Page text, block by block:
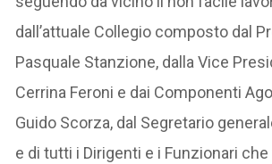
dall’attuale Collegio composto dal
Pasquale Stanzione, dalla Vice
Cerrina Feroni e dai Componenti
Guido Scorza, dal Segretario
e di tutti i Dirigenti e i Funzionari